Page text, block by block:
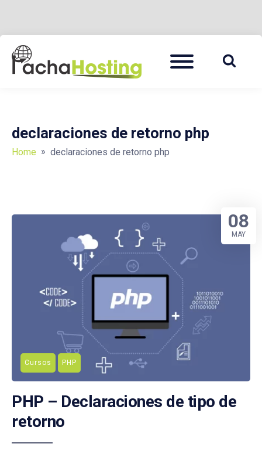
content
PACHA HOSTING BLOG
Menu
declaraciones de retorno php
Home » declaraciones de retorno php
Cursos PHP
PHP – Declaraciones de tipo de
retorno
08
MAY